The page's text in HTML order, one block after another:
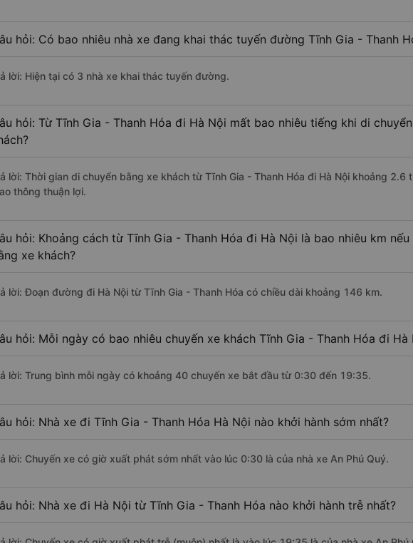
hỏi: Có bao nhiêu nhà xe đang khai thác tuyến đường Tĩnh Gia - Thanh
lời: Hiện tại có 3 nhà xe khai thác tuyến đường.
hỏi: Từ Tĩnh Gia - Thanh Hóa đi Hà Nội mất bao nhiêu tiếng khi di
lời: Thời gian di chuyển bằng xe khách từ Tĩnh Gia - Thanh Hóa đi Hà Nội khoảng 2.6
thông thuận lợi.
hỏi: Khoảng cách từ Tĩnh Gia - Thanh Hóa đi Hà Nội là bao nhiêu km nếu
xe khách?
lời: Đoạn đường đi Hà Nội từ Tĩnh Gia - Thanh Hóa có chiều dài khoảng 146 km.
hỏi: Mỗi ngày có bao nhiêu chuyến xe khách Tĩnh Gia - Thanh Hóa đi Hà
lời: Trung bình mỗi ngày có khoảng 40 chuyến xe bắt đầu từ 0:30 đến 19:35.
hỏi: Nhà xe đi Tĩnh Gia - Thanh Hóa Hà Nội nào khởi hành sớm nhất?
lời: Chuyến xe có giờ xuất phát sớm nhất vào lúc 0:30 là của nhà xe An Phú Quý.
hỏi: Nhà xe đi Hà Nội từ Tĩnh Gia - Thanh Hóa nào khởi hành trễ nhất?